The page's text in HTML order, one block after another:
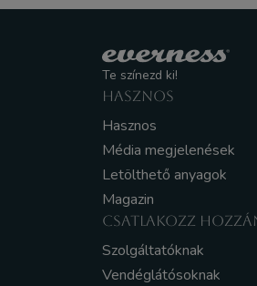
Te színezd ki!
HASZNOS
Hasznos
Média megjelenések
Letölthető anyagok
Magazin
CSATLAKOZZ
Szolgáltatóknak
Vendéglátósoknak